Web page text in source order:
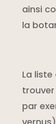
ainsi
la
La liste
par